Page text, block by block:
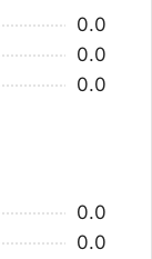
0.0
0.0
0.0
0.0
0.0